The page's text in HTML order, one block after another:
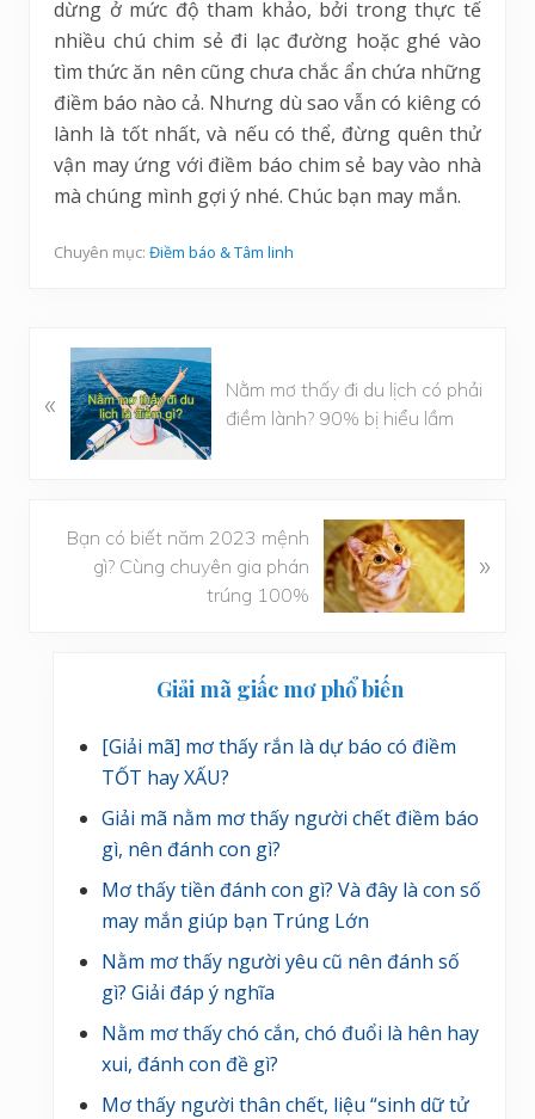
dừng ở mức độ tham khảo, bởi trong thực tế
nhiều chú chim sẻ đi lạc đường hoặc ghé vào
tìm thức ăn nên cũng chưa chắc ẩn chứa những
điềm báo nào cả. Nhưng dù sao vẫn có kiêng có
lành là tốt nhất, và nếu có thể, đừng quên thử
vận may ứng với điềm báo chim sẻ bay vào nhà
mà chúng mình gợi ý nhé. Chúc bạn may mắn.
Chuyên mục: Điềm báo & Tâm linh
i
«
Nằm mơ thấy đi du lịch có phải
điềm lành? 90% bị hiểu lầm
Bạn có biết năm 2023 mệnh
gì? Cùng chuyên gia phán
trúng 100%
»
SidebarGiải mã giấc mơ phổ biến
[Giải mã] mơ thấy rắn là dự báo có điềm
TỐT hay XẤU?
Giải mã nằm mơ thấy người chết điềm báo
gì, nên đánh con gì?
Mơ thấy tiền đánh con gì? Và đây là con số
may mắn giúp bạn Trúng Lớn
Nằm mơ thấy người yêu cũ nên đánh số
gì? Giải đáp ý nghĩa
Nằm mơ thấy chó cắn, chó đuổi là hên hay
xui, đánh con đề gì?
Mơ thấy người thân chết, liệu “sinh dữ tử